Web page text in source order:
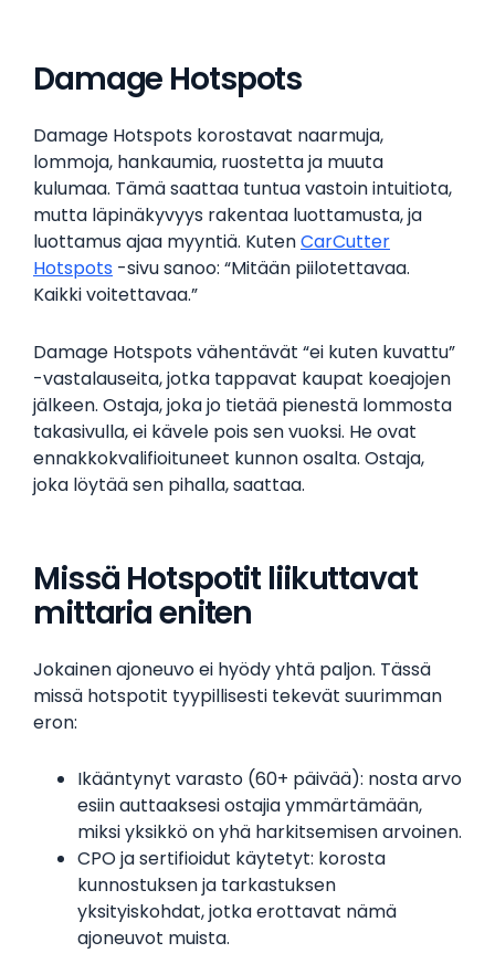
Damage Hotspots
Damage Hotspots korostavat naarmuja,
lommoja, hankaumia, ruostetta ja muuta
kulumaa. Tämä saattaa tuntua vastoin intuitiota,
mutta läpinäkyvyys rakentaa luottamusta, ja
luottamus ajaa myyntiä. KutenCarCutter
Hotspots -sivu sanoo: “Mitään piilotettavaa.
Kaikki voitettavaa.”
Damage Hotspots vähentävät “ei kuten kuvattu”
-vastalauseita, jotka tappavat kaupat koeajojen
jälkeen. Ostaja, joka jo tietää pienestä lommosta
takasivulla, ei kävele pois sen vuoksi. He ovat
ennakkokvalifioituneet kunnon osalta. Ostaja,
joka löytää sen pihalla, saattaa.
Missä Hotspotit liikuttavat
mittaria eniten
Jokainen ajoneuvo ei hyödy yhtä paljon. Tässä
missä hotspotit tyypillisesti tekevät suurimman
eron:
Ikääntynyt varasto (60+ päivää): nosta arvo
esiin auttaaksesi ostajia ymmärtämään,
miksi yksikkö on yhä harkitsemisen arvoinen.
CPO ja sertifioidut käytetyt: korosta
kunnostuksen ja tarkastuksen
yksityiskohdat, jotka erottavat nämä
ajoneuvot muista.